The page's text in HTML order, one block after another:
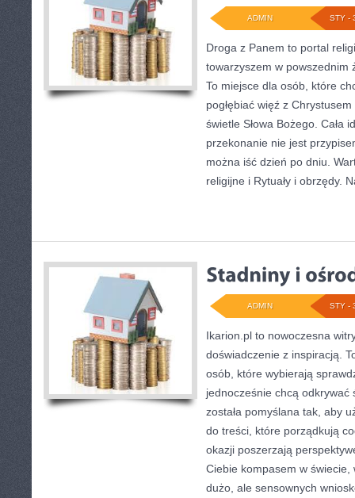
STY -
ADMIN
Droga z Panem to portal
towarzyszem w powszednim
To miejsce dla osób, które
pogłębiać więź z
świetle Słowa Bożego. Cała
przekonanie nie jest
można iść dzień po dniu.
religijne i Rytuały i obrzędy.
STY -
ADMIN
Ikarion.pl to nowoczesna
doświadczenie z inspiracją.
osób, które wybierają
jednocześnie chcą odkrywać
została pomyślana tak, aby
do treści, które porządkują
okazji poszerzają
Ciebie kompasem w
dużo, ale sensownych